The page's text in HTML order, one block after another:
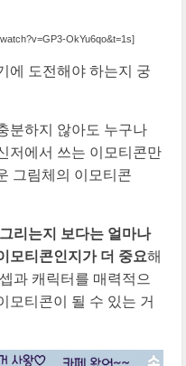
OkYu6qo&t=1s]
에 도전해야 하는지 궁
분하지 않아도 누구나
저에서 쓰는 이모티콘만
그림체의 이모티콘
리는지 보다는 얼마나
모티콘인지가 더 중요해
과 캐릭터를 매력적으
모티콘이 될 수 있는 거